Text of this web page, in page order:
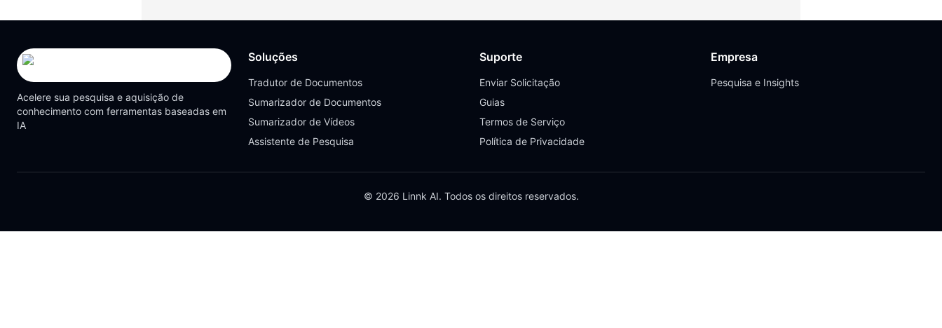
Acelere sua pesquisa e aquisição de
conhecimento com ferramentas baseadas em
IA
Soluções
Tradutor de Documentos
Sumarizador de Documentos
Sumarizador de Vídeos
Assistente de Pesquisa
Suporte
Enviar Solicitação
Guias
Termos de Serviço
Política de Privacidade
Empresa
Pesquisa e Insights
© 2026 Linnk AI. Todos os direitos reservados.